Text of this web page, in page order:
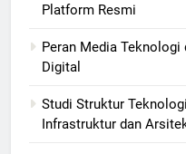
Platform Resmi
Peran Media
Digital
Studi Struktur
Infrastruktur dan